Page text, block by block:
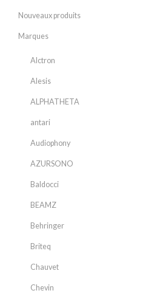
Nouveaux produits
Marques
Alctron
Alesis
ALPHATHETA
antari
Audiophony
AZURSONO
Baldocci
BEAMZ
Behringer
Briteq
Chauvet
Chevin